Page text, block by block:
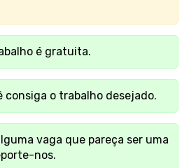
é gratuita.
consiga o trabalho desejado.
vaga que pareça ser uma
nos.